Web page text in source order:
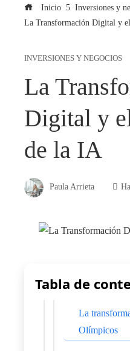
Inicio
Inversiones y
La Transformación Digital y
INVERSIONES Y NEGOCIOS
La
Digital y
de la IA
Paula Arrieta
Tabla de
La
Olímpicos